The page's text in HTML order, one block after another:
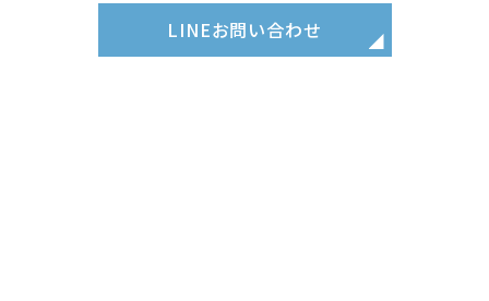
LINEお問い合わせ